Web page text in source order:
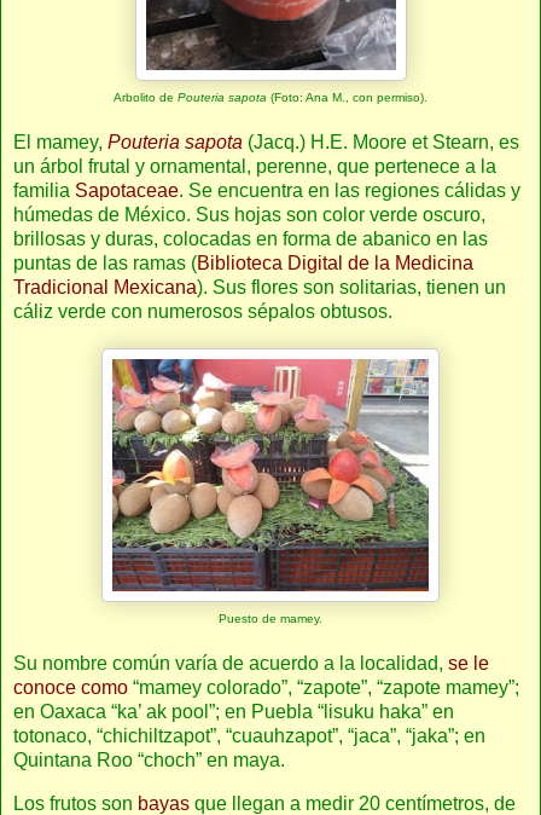
Arbolito de Pouteria sapota (Foto: Ana M., con permiso).
El mamey, Pouteria sapota (Jacq.) H.E. Moore et Stearn, es
un árbol frutal y ornamental, perenne, que pertenece a la
familia Sapotaceae. Se encuentra en las regiones cálidas y
húmedas de México. Sus hojas son color verde oscuro,
brillosas y duras, colocadas en forma de abanico en las
puntas de las ramas (Biblioteca Digital de la Medicina
Tradicional Mexicana). Sus flores son solitarias, tienen un
cáliz verde con numerosos sépalos obtusos.
Puesto de mamey.
Su nombre común varía de acuerdo a la localidad, se le
conoce como “mamey colorado”, “zapote”, “zapote mamey”;
en Oaxaca “ka’ ak pool”; en Puebla “lisuku haka” en
totonaco, “chichiltzapot”, “cuauhzapot”, “jaca”, “jaka”; en
Quintana Roo “choch” en maya.
Los frutos son bayas que llegan a medir 20 centímetros, de